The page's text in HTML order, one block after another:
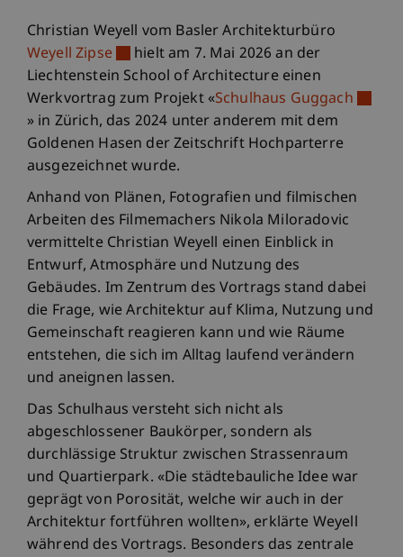
Christian Weyell vom Basler Architekturbüro
Weyell Zipse
hielt am 7. Mai 2026 an der
Liechtenstein School of Architecture einen
Werkvortrag zum Projekt «Schulhaus Guggach
» in Zürich, das 2024 unter anderem mit dem
Goldenen Hasen der Zeitschrift Hochparterre
ausgezeichnet wurde.
Anhand von Plänen, Fotografien und filmischen
Arbeiten des Filmemachers Nikola Miloradovic
vermittelte Christian Weyell einen Einblick in
Entwurf, Atmosphäre und Nutzung des
Gebäudes. Im Zentrum des Vortrags stand dabei
die Frage, wie Architektur auf Klima, Nutzung und
Gemeinschaft reagieren kann und wie Räume
entstehen, die sich im Alltag laufend verändern
und aneignen lassen.
Das Schulhaus versteht sich nicht als
abgeschlossener Baukörper, sondern als
durchlässige Struktur zwischen Strassenraum
und Quartierpark. «Die städtebauliche Idee war
geprägt von Porosität, welche wir auch in der
Architektur fortführen wollten», erklärte Weyell
während des Vortrags. Besonders das zentrale